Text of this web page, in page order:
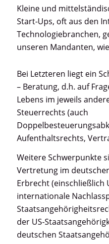
Kleine und
Start-Ups, oft aus den
Technologiebranchen,
unseren Mandanten,
Bei Letzteren liegt ein
– Beratung, d.h. auf
Lebens im jeweils
Steuerrechts (auch
Aufenthaltsrechts,
Weitere Schwerpunkte
Vertretung im
Erbrecht (einschließlich
internationale
der US-
deutschen